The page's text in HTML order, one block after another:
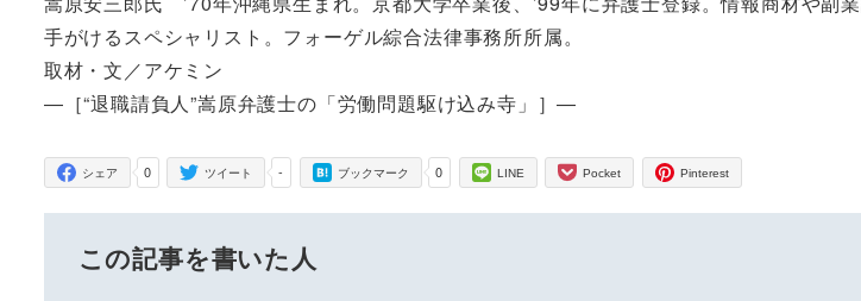
手がけるスペシャリスト。フォーゲル綜合法律事務所所属。
取材・文／アケミン
―［“退職請負人”嵩原弁護士の「労働問題駆け込み寺」］―
0
シェア -
ツイート 0
ブックマーク LINE Pocket Pinterest
この記事を書いた人